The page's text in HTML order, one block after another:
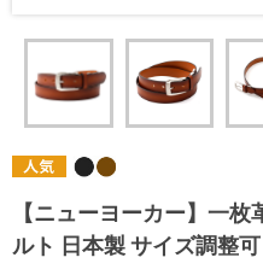
【ニューヨーカー】一
ルト 日本製 サイズ調整可